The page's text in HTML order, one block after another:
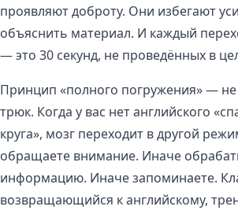
проявляют доброту. Они избегают
объяснить материал. И каждый
— это 30 секунд, не проведённых в
Принцип «полного погружения» —
трюк. Когда у вас нет английского
круга», мозг переходит в другой
обращаете внимание. Иначе
информацию. Иначе запоминаете.
возвращающийся к английскому,